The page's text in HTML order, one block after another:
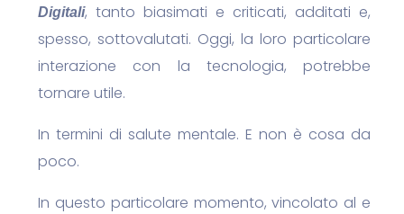
Digitali, tanto biasimati e criticati, additati e,
spesso, sottovalutati. Oggi, la loro particolare
interazione con la tecnologia, potrebbe
tornare utile.
In termini di salute mentale. E non è cosa da
poco.
In questo particolare momento, vincolato al e